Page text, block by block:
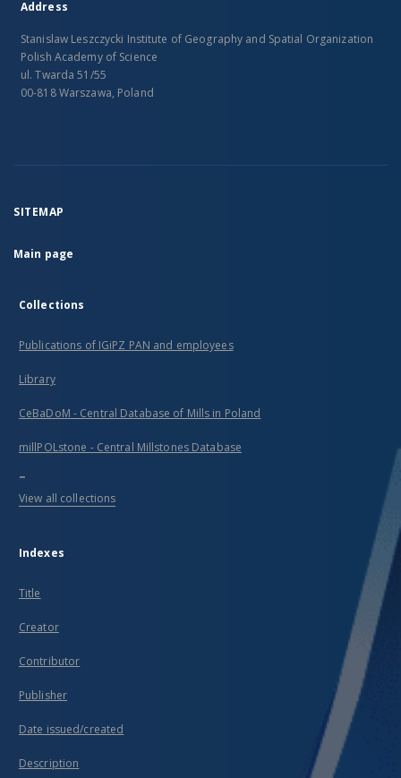
Address
Stanislaw Leszczycki Institute of Geography and Spatial Organization
Polish Academy of Science
ul. Twarda 51/55
00-818 Warszawa, Poland
SITEMAP
Main page
Collections
Publications of IGiPZ PAN and employees
Library
CeBaDoM - Central Database of Mills in Poland
millPOLstone - Central Millstones Database
...
View all collections
Indexes
Title
Creator
Contributor
Publisher
Date issued/created
Description